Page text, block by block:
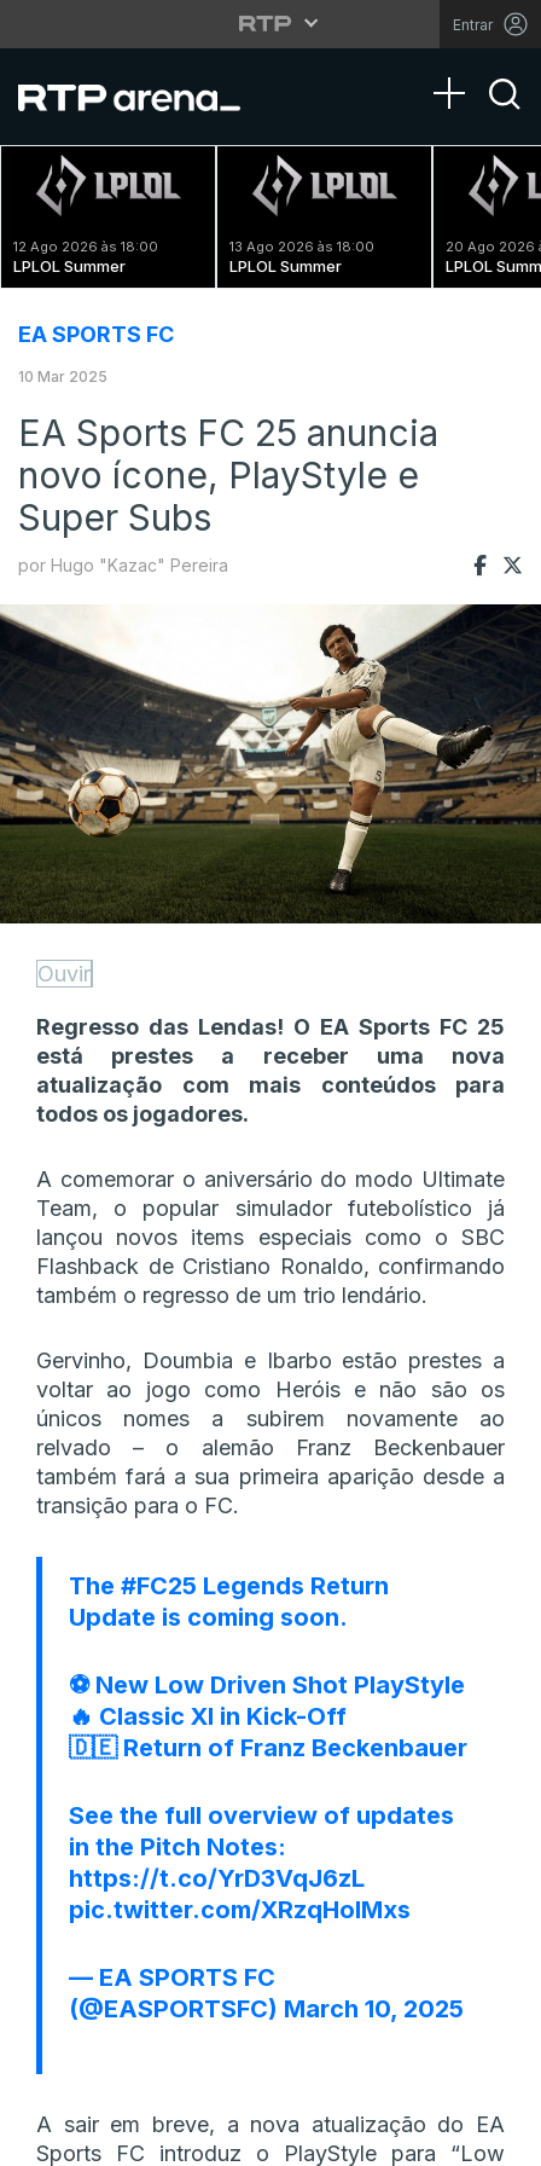
Entrar
Toggle
12 Ago 2026 às 18:00
LPLOL Summer
13 Ago 2026 às 18:00
LPLOL Summer
20 Ago 2026
LPLOL
EA SPORTS FC
10 Mar 2025
EA Sports FC 25 anuncia
novo ícone, PlayStyle e
Super Subs
por Hugo "Kazac" Pereira
Ouvir
Regresso das Lendas! O EA Sports FC 25
está prestes a receber uma nova
atualização com mais conteúdos para
todos os jogadores.
A comemorar o aniversário do modo Ultimate
Team, o popular simulador futebolístico já
lançou novos items especiais como o SBC
Flashback de Cristiano Ronaldo, confirmando
também o regresso de um trio lendário.
Gervinho, Doumbia e Ibarbo estão prestes a
voltar ao jogo como Heróis e não são os
únicos nomes a subirem novamente ao
relvado – o alemão Franz Beckenbauer
também fará a sua primeira aparição desde a
transição para o FC.
The #FC25 Legends Return
Update is coming soon.
⚽ New Low Driven Shot PlayStyle
🔥 Classic XI in Kick-Off
🇩🇪 Return of Franz Beckenbauer
See the full overview of updates
in the Pitch Notes:
https://t.co/YrD3VqJ6zL
pic.twitter.com/XRzqHoIMxs
— EA SPORTS FC
(@EASPORTSFC) March 10, 2025
A sair em breve, a nova atualização do EA
Sports FC introduz o PlayStyle para “Low